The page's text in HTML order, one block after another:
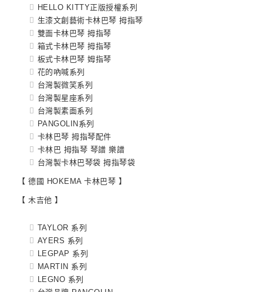
HELLO KITTY正版授權系列
生漆文創藝術卡林巴琴 拇指琴
雙面卡林巴琴 拇指琴
箱式卡林巴琴 拇指琴
板式卡林巴琴 姆指琴
花的吶喊系列
台灣製微笑系列
台灣製星座系列
台灣製素面系列
PANGOLIN系列
卡林巴琴 拇指琴配件
卡林巴 拇指琴 琴譜 樂譜
台灣製卡林巴琴袋 拇指琴袋
【 德國 HOKEMA 卡林巴琴 】
【 木吉他 】
TAYLOR 系列
AYERS 系列
LEGPAP 系列
MARTIN 系列
LEGNO 系列